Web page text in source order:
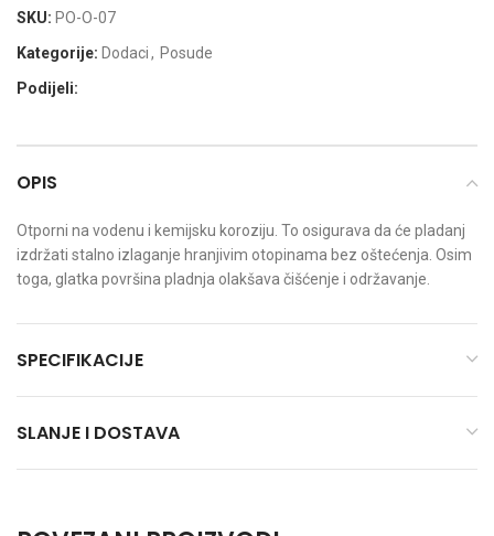
SKU: PO-O-07
Kategorije: Dodaci, Posude
Podijeli:
OPIS
Otporni na vodenu i kemijsku koroziju. To osigurava da će pladanj
izdržati stalno izlaganje hranjivim otopinama bez oštećenja. Osim
toga, glatka površina pladnja olakšava čišćenje i održavanje.
SPECIFIKACIJE
SLANJE I DOSTAVA